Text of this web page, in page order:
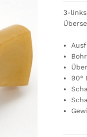
3-
90°